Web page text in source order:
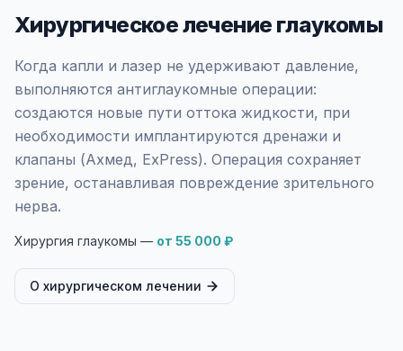
Хирургическое лечение глаукомы
Когда капли и лазер не удерживают давление,
выполняются антиглаукомные операции:
создаются новые пути оттока жидкости, при
необходимости имплантируются дренажи и
клапаны (Ахмед, ExPress). Операция сохраняет
зрение, останавливая повреждение зрительного
нерва.
Хирургия глаукомы — от 55 000 ₽
О хирургическом лечении